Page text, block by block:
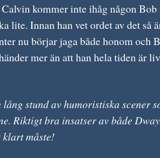
kommer inte ihåg någon
lite. Innan han vet ordet av det så
nu börjar jaga både honom och
mer än att han hela tiden är
stund av humoristiska scener
Riktigt bra insatser av både
måste!